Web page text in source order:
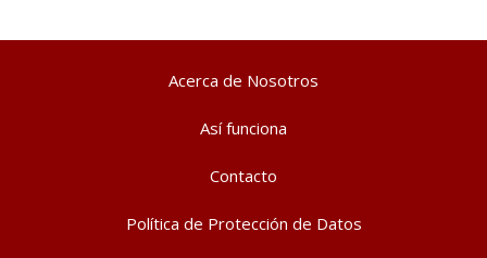
Acerca de Nosotros
Así funciona
Contacto
Política de Protección de Datos